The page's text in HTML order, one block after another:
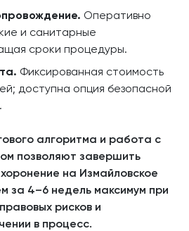
Оперативно
и санитарные
сроки процедуры.
Фиксированная стоимость
доступна опция безопасной
алгоритма и работа с
позволяют завершить
на Измайловское
за 4–6 недель максимум при
рисков и
в процесс.